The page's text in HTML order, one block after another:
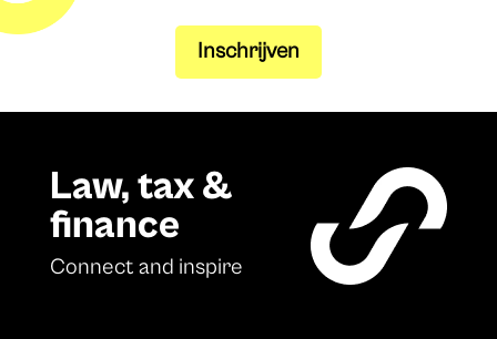
Inschrijven
Law, tax &
finance
Connect and inspire